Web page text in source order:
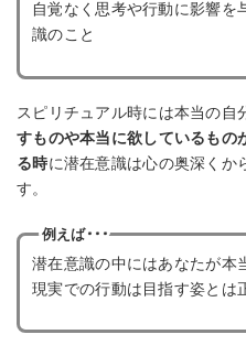
自覚なく思考や行動に影響を
識のこと
スピリチュアル時には本当の自
すものや本当に欲しているもの
る時に潜在意識は心の奥深くか
す。
例えば･･･
潜在意識の中にはあなたが本
現実での行動は目指す姿とは